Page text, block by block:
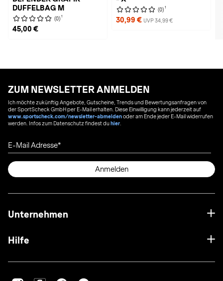
DUFFELBAG M
(0) 1
45,00 €
(0) 1
30,99 € UVP 34,99 €
ZUM NEWSLETTER ANMELDEN
Ich möchte zukünftig Angebote, Gutscheine, Trends und Bewertungsanfragen von
der SportScheck GmbH per E-Mail erhalten. Diese Einwilligung kann jederzeit auf
www.sportscheck.com/newsletter-abmeldenoder am Ende jeder E-Mail widerrufen
werden. Infos zum Datenschutz findest duhier
E-Mail Adresse
Anmelden
Unternehmen
Hilfe